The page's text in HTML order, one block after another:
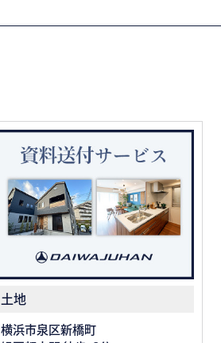
土地
横浜市泉区新橋町